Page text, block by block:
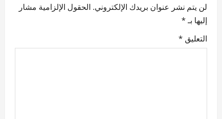
v
i
g
لن يتم نشر عنوان بريدك الإلكتروني. الحقول الإلزامية مشار
إليها بـ*
التعليق *